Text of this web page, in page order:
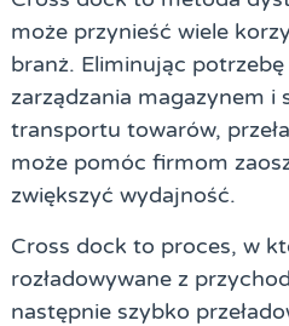
może przynieść wiele
branż. Eliminując
zarządzania magazynem i
transportu towarów,
może pomóc firmom
zwiększyć wydajność.
Cross dock to proces, w
rozładowywane z
następnie szybko